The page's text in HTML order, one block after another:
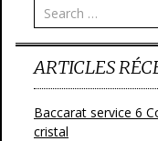
ARTICLES
Baccarat service 6
cristal